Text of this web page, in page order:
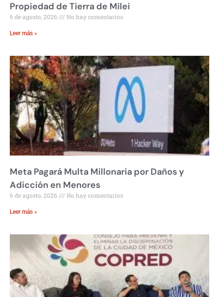
Propiedad de Tierra de Milei
6 de agosto, 2026 No hay comentarios
Leer más »
Meta Pagará Multa Millonaria por Daños y
Adicción en Menores
6 de agosto, 2026 No hay comentarios
Leer más »